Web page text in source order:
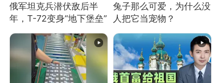
俄军坦克兵潜伏敌后半
年，T-72变身“地下堡垒”
兔子那么可爱，为什么没
人把它当宠物？